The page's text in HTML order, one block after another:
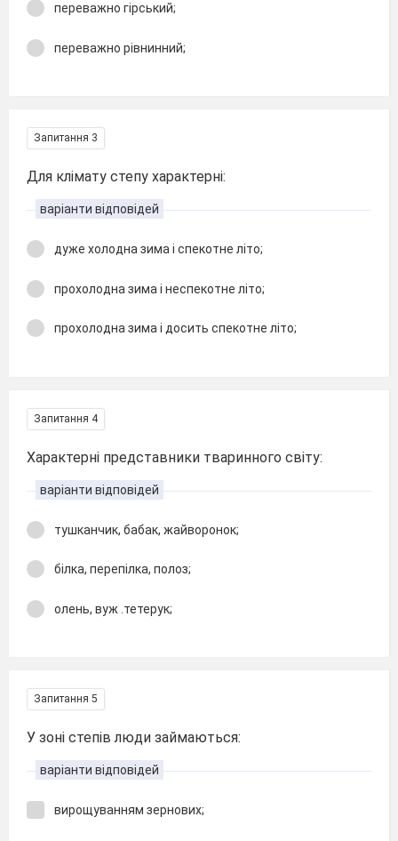
переважно гірський;
переважно рівнинний;
Запитання 3
Для клімату степу характерні:
варіанти відповідей
дуже холодна зима і спекотне літо;
прохолодна зима і неспекотне літо;
прохолодна зима і досить спекотне літо;
Запитання 4
Характерні представники тваринного світу:
варіанти відповідей
тушканчик, бабак, жайворонок;
білка, перепілка, полоз;
олень, вуж .тетерук;
Запитання 5
У зоні степів люди займаються:
варіанти відповідей
вирощуванням зернових;